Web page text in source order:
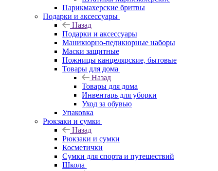
Парикмахерские бритвы
Подарки и аксессуары
Назад
Подарки и аксессуары
Маникюрно-педикюрные наборы
Маски защитные
Ножницы канцелярские, бытовые
Товары для дома
Назад
Товары для дома
Инвентарь для уборки
Уход за обувью
Упаковка
Рюкзаки и сумки
Назад
Рюкзаки и сумки
Косметички
Сумки для спорта и путешествий
Школа